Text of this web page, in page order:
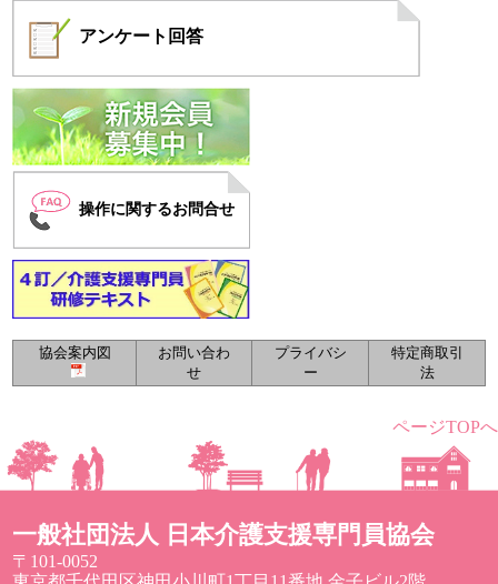
アンケート 回答
操作に関するお問合せ
ページTOPへ
一般社団法人 日本介護支援専門員協会
〒101-0052
協会案内図
お問い合わ
せ
プライバシ
ー
特定商取引
法